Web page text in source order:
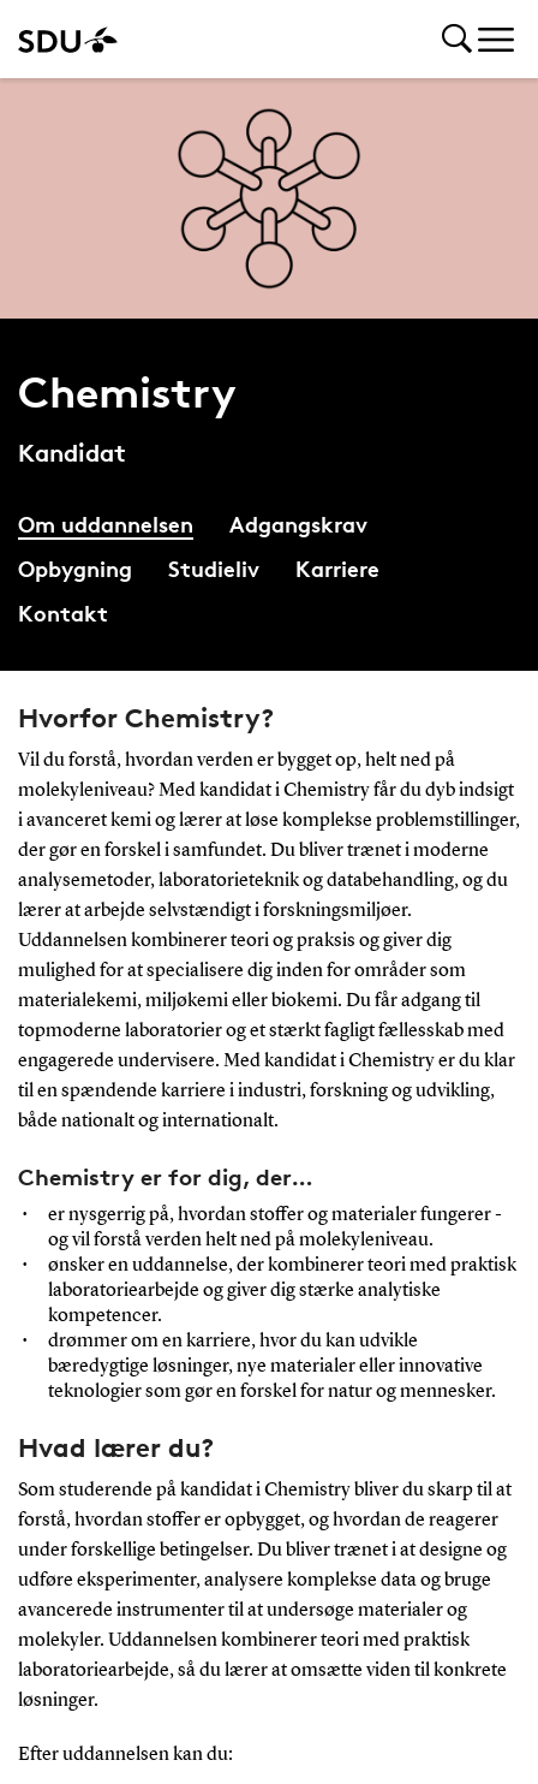
Chemistry
Kandidat
Om uddannelsen
Adgangskrav
Opbygning
Studieliv
Karriere
Kontakt
Hvorfor Chemistry?
Vil du forstå, hvordan verden er bygget op, helt ned på
molekyleniveau? Med kandidat i Chemistry får du dyb indsigt
i avanceret kemi og lærer at løse komplekse problemstillinger,
der gør en forskel i samfundet. Du bliver trænet i moderne
analysemetoder, laboratorieteknik og databehandling, og du
lærer at arbejde selvstændigt i forskningsmiljøer.
Uddannelsen kombinerer teori og praksis og giver dig
mulighed for at specialisere dig inden for områder som
materialekemi, miljøkemi eller biokemi. Du får adgang til
topmoderne laboratorier og et stærkt fagligt fællesskab med
engagerede undervisere. Med kandidat i Chemistry er du klar
til en spændende karriere i industri, forskning og udvikling,
både nationalt og internationalt.
Chemistry er for dig, der…
er nysgerrig på, hvordan stoffer og materialer fungerer -
og vil forstå verden helt ned på molekyleniveau.
ønsker en uddannelse, der kombinerer teori med praktisk
laboratoriearbejde og giver dig stærke analytiske
kompetencer.
drømmer om en karriere, hvor du kan udvikle
bæredygtige løsninger, nye materialer eller innovative
teknologier som gør en forskel for natur og mennesker.
Hvad lærer du?
Som studerende på kandidat i Chemistry bliver du skarp til at
forstå, hvordan stoffer er opbygget, og hvordan de reagerer
under forskellige betingelser. Du bliver trænet i at designe og
udføre eksperimenter, analysere komplekse data og bruge
avancerede instrumenter til at undersøge materialer og
molekyler. Uddannelsen kombinerer teori med praktisk
laboratoriearbejde, så du lærer at omsætte viden til konkrete
løsninger.
Efter uddannelsen kan du: